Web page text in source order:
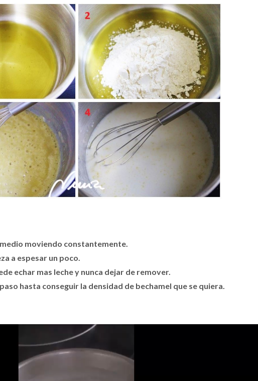
moviendo constantemente.
a espesar un poco.
echar mas leche y nunca dejar de remover.
hasta conseguir la densidad de bechamel que se quiera.